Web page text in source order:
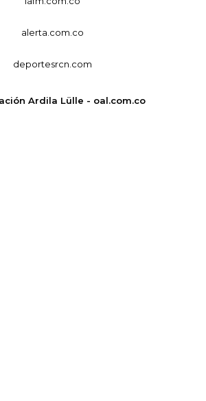
alerta.com.co
deportesrcn.com
Ardila Lülle - oal.com.co